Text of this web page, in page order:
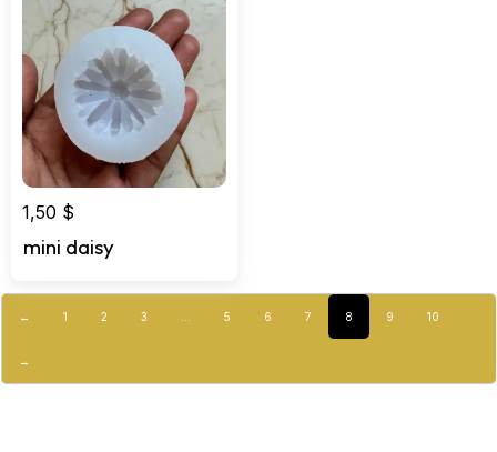
1,50 $
mini daisy
← 1 2 3 5 6 7 8 9 10
→